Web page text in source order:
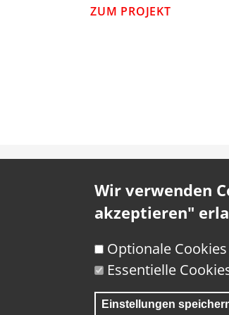
ZUM PROJEKT
Datenschutz
Wir verwenden
akzeptieren"
Optionale Cookies
Essentielle
Einstellungen